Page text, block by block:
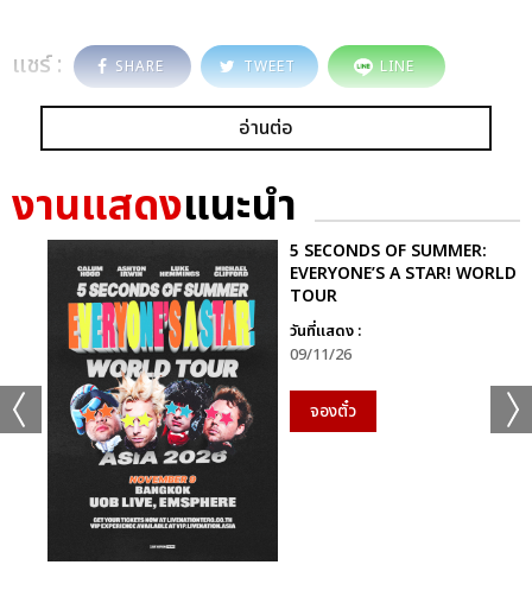
แชร์ : SHARE TWEET LINE
อ่านต่อ
งานแสดงแนะนำ
5 SECONDS OF SUMMER:
EVERYONE’S A STAR! WORLD
TOUR
วันที่แสดง :
09/11/26
จองตั๋ว